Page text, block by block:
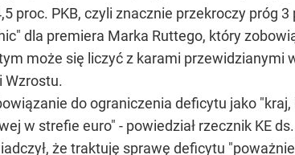
PKB, czyli znacznie przekroczy próg 3
dla premiera Marka Ruttego, który
może się liczyć z karami przewidzianymi
Wzrostu.
do ograniczenia deficytu jako
w strefie euro" - powiedział rzecznik KE ds.
że traktuję sprawę deficytu